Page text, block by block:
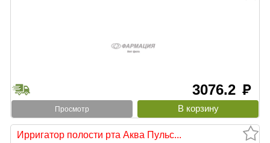
3076.2 руб
Просмотр
Ирригатор полости рта Аква Пульс...